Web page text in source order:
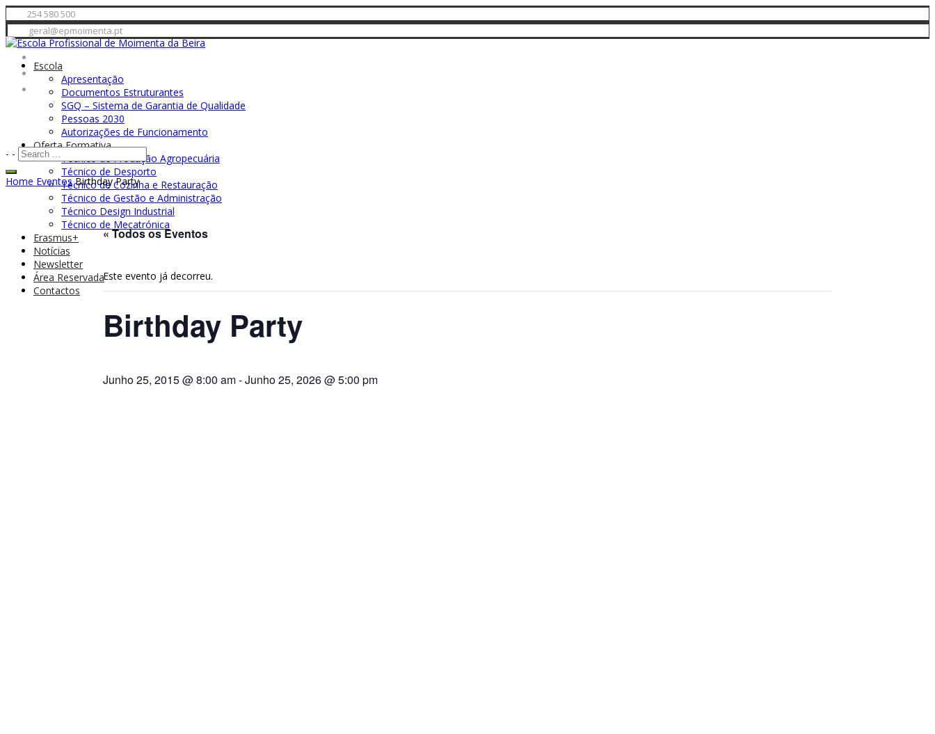
254 580 500
geral@epmoimenta.pt
Escola
Apresentação
Documentos Estruturantes
SGQ – Sistema de Garantia de Qualidade
Pessoas 2030
Autorizações de Funcionamento
Oferta Formativa
Técnico de Produção Agropecuária
Técnico de Desporto
Técnico de Cozinha e Restauração
Técnico de Gestão e Administração
Técnico Design Industrial
Técnico de Mecatrónica
Erasmus+
Notícias
Newsletter
Área Reservada
Contactos
- -
Home Eventos Birthday Party
« Todos os Eventos
Este evento já decorreu.
Birthday Party
Junho 25, 2015 @ 8:00 am-Junho 25, 2026 @ 5:00 pm